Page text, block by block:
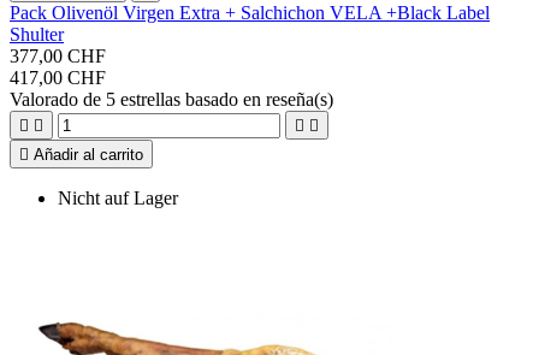
Pack Olivenöl Virgen Extra + Salchichon VELA +Black Label
Shulter
377,00 CHF
417,00 CHF
Valorado de 5 estrellas basado en reseña(s)
   
 Añadir al carrito
Nicht auf Lager